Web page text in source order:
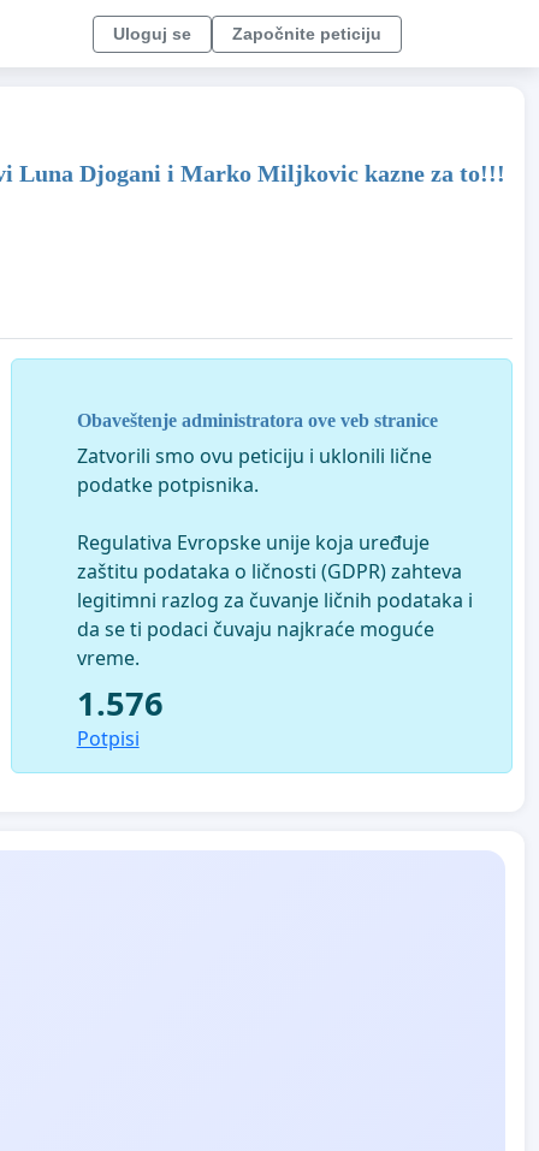
Uloguj se Započnite peticiju
Luna Djogani i Marko Miljkovic kazne za to!!!
Obaveštenje administratora ove veb stranice
Zatvorili smo ovu peticiju i uklonili lične
podatke potpisnika.
Regulativa Evropske unije koja uređuje
zaštitu podataka o ličnosti (GDPR) zahteva
legitimni razlog za čuvanje ličnih podataka i
da se ti podaci čuvaju najkraće moguće
vreme.
1.576
Potpisi